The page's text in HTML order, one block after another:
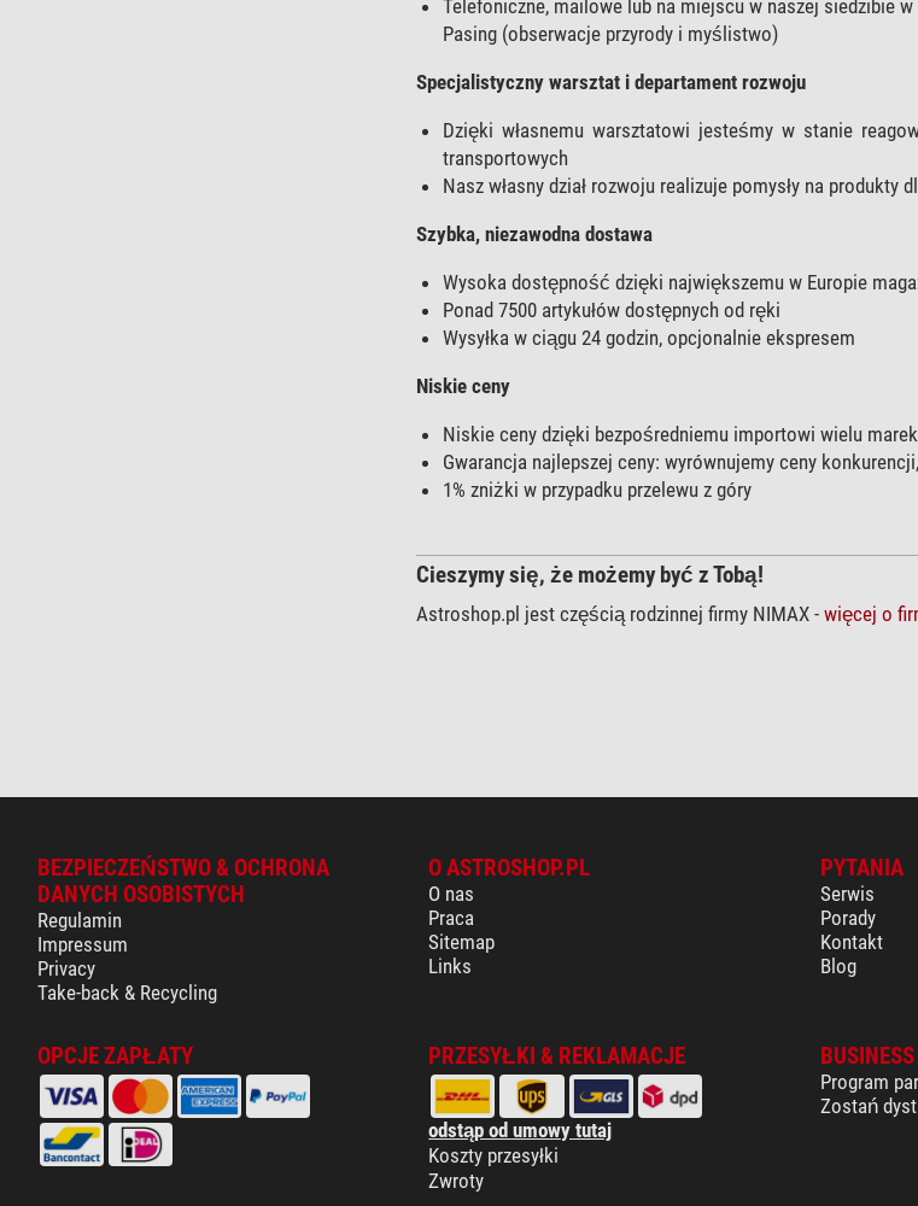
Telefoniczne, mailowe lub na miejscu w naszej siedzibie
Pasing (obserwacje przyrody i myślistwo)
Specjalistyczny warsztat i departament rozwoju
Dzięki własnemu warsztatowi jesteśmy w stanie
transportowych
Nasz własny dział rozwoju realizuje pomysły na
Szybka, niezawodna dostawa
Wysoka dostępność dzięki największemu w Europie
Ponad 7500 artykułów dostępnych od ręki
Wysyłka w ciągu 24 godzin, opcjonalnie ekspresem
Niskie ceny
Niskie ceny dzięki bezpośredniemu importowi wielu marek
Gwarancja najlepszej ceny: wyrównujemy ceny
1% zniżki w przypadku przelewu z góry
Cieszymy się, że możemy być z Tobą!
Astroshop.pl jest częścią rodzinnej firmy NIMAX - więcej o
BEZPIECZEŃSTWO & OCHRONA
DANYCH OSOBISTYCH
Regulamin
Impressum
Privacy
Take-back & Recycling
O ASTROSHOP.PL
O nas
Praca
Sitemap
Links
PYTANIA
Serwis
Porady
Kontakt
Blog
OPCJE ZAPŁATY PRZESYŁKI & REKLAMACJE
odstąp od umowy tutaj
Koszty przesyłki
Zwroty
Program
Zostań